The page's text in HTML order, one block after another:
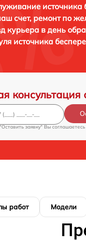
источника
счет, ремонт по
курьера в день
источника
консультация
заявку" Вы соглашаетесь
работ Модели